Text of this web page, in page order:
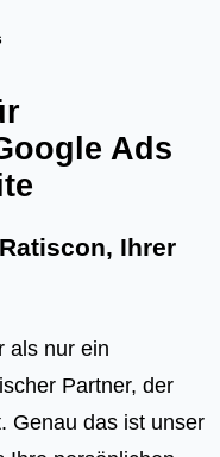
Ads
Ihrer
als nur ein
Partner, der
Genau das ist unser